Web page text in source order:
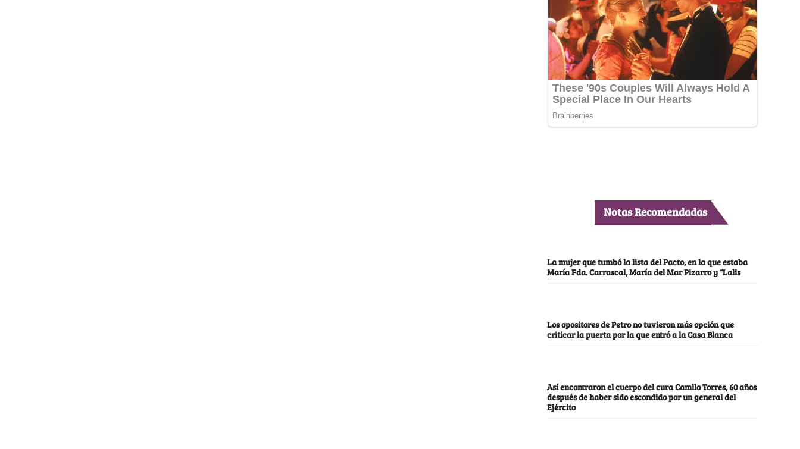
Notas Recomendadas
La mujer que tumbó la lista del Pacto, en la que estaba
María Fda. Carrascal, María del Mar Pizarro y “Lalis
Los opositores de Petro no tuvieron más opción que
criticar la puerta por la que entró a la Casa Blanca
Así encontraron el cuerpo del cura Camilo Torres, 60 años
después de haber sido escondido por un general del
Ejército